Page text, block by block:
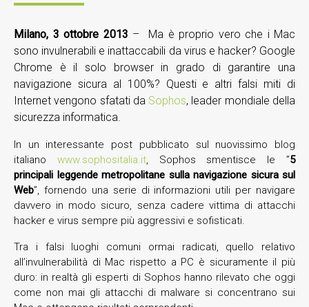
Milano, 3 ottobre 2013 – Ma è proprio vero che i Mac
sono invulnerabili e inattaccabili da virus e hacker? Google
Chrome è il solo browser in grado di garantire una
navigazione sicura al 100%? Questi e altri falsi miti di
Internet vengono sfatati da Sophos, leader mondiale della
sicurezza informatica.
In un interessante post pubblicato sul nuovissimo blog
italiano www.sophositalia.it, Sophos smentisce le ”5
principali leggende metropolitane sulla navigazione sicura sul
Web”, fornendo una serie di informazioni utili per navigare
davvero in modo sicuro, senza cadere vittima di attacchi
hacker e virus sempre più aggressivi e sofisticati.
Tra i falsi luoghi comuni ormai radicati, quello relativo
all’invulnerabilità di Mac rispetto a PC è sicuramente il più
duro: in realtà gli esperti di Sophos hanno rilevato che oggi
come non mai gli attacchi di malware si concentrano sui